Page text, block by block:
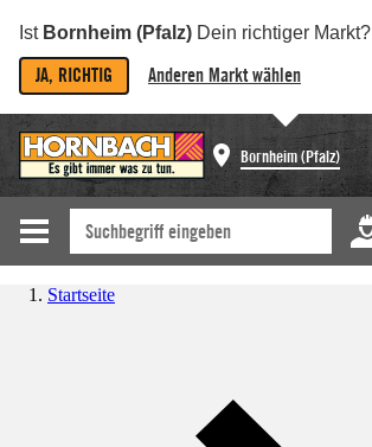
Ist Bornheim (Pfalz) Dein richtiger Markt?
JA, RICHTIG Anderen Markt wählen
Bornheim (Pfalz)
Startseite